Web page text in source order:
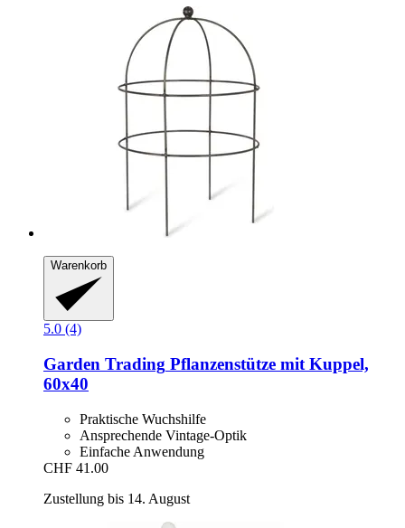
Warenkorb
5.0 (4)
Garden Trading Pflanzenstütze mit Kuppel,
60x40
Praktische Wuchshilfe
Ansprechende Vintage-Optik
Einfache Anwendung
CHF 41.00
Zustellung bis 14. August